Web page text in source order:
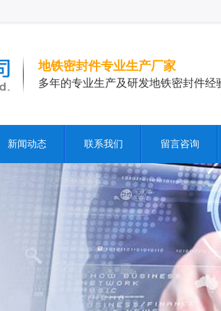
地铁密封件专业生产厂家
多年的专业生产及研发地铁密封件经
新闻动态 联系我们 留言咨询